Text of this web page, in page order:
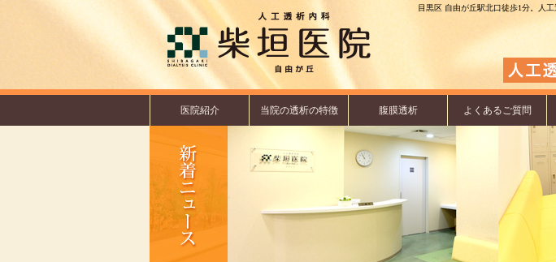
目黒区 自由が丘駅北口徒歩1分。人
医院紹介 当院の透析の特徴 腹膜透析 よくあるご質問